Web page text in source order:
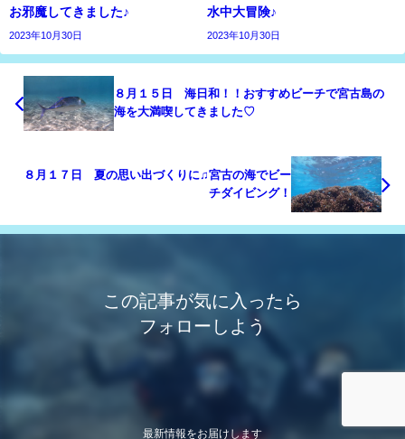
お邪魔してきました♪
2023年10月30日
水中大冒険♪
2023年10月30日
８月１５日 海日和！！おすすめビーチで宮古島の
海を大満喫してきました♡
８月１７日 夏の思い出づくりに♫宮古の海でビー
チダイビング！
この記事が気に入ったら
フォローしよう
最新情報をお届けします